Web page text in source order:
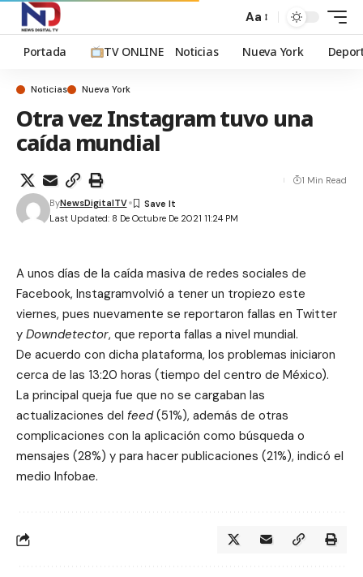
Aa
Portada TV ONLINE Noticias Nueva York
Noticias Nueva York
Otra vez Instagram tuvo una
caída mundial
Last Updated: 8 De Octubre De 2021 11:24 PM
ByNewsDigitalTV
1 Min Read
A unos días de la caída masiva de redes sociales de
Facebook, Instagramvolvió a tener un tropiezo este
viernes, pues nuevamente se reportaron fallas en Twitter
y Downdetector, que reporta fallas a nivel mundial.
De acuerdo con dicha plataforma, los problemas iniciaron
cerca de las 13:20 horas (tiempo del centro de México).
La principal queja fue que no se cargaban las
actualizaciones del feed(51%), además de otras
complicaciones con la aplicación como búsqueda o
mensajes (28%) y para hacer publicaciones (21%), indicó el
medio Infobae.